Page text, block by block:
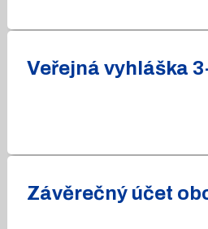
Veřejná vyhláška
Závěrečný účet